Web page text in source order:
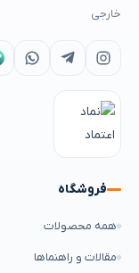
خارجی
فروشگاه
همه محصولات
مقالات و راهنماها